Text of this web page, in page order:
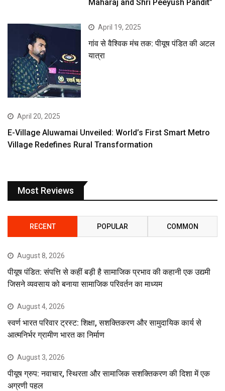
Maharaj and Shri Peeyush Pandit”
April 19, 2025
गांव से वैश्विक मंच तक: पीयूष पंडित की अटल
यात्रा
April 20, 2025
E-Village Aluwamai Unveiled: World’s First Smart Metro
Village Redefines Rural Transformation
Most Reviews
RECENT POPULAR COMMON
August 8, 2026
पीयूष पंडित: संपत्ति से कहीं बड़ी है सामाजिक प्रभाव की कहानी एक उद्यमी
जिसने व्यवसाय को बनाया सामाजिक परिवर्तन का माध्यम
August 4, 2026
स्वर्ण भारत परिवार ट्रस्ट: शिक्षा, सशक्तिकरण और सामुदायिक कार्य से
आत्मनिर्भर ग्रामीण भारत का निर्माण
August 3, 2026
पीयूष ग्रुप: नवाचार, स्थिरता और सामाजिक सशक्तिकरण की दिशा में एक
अग्रणी पहल